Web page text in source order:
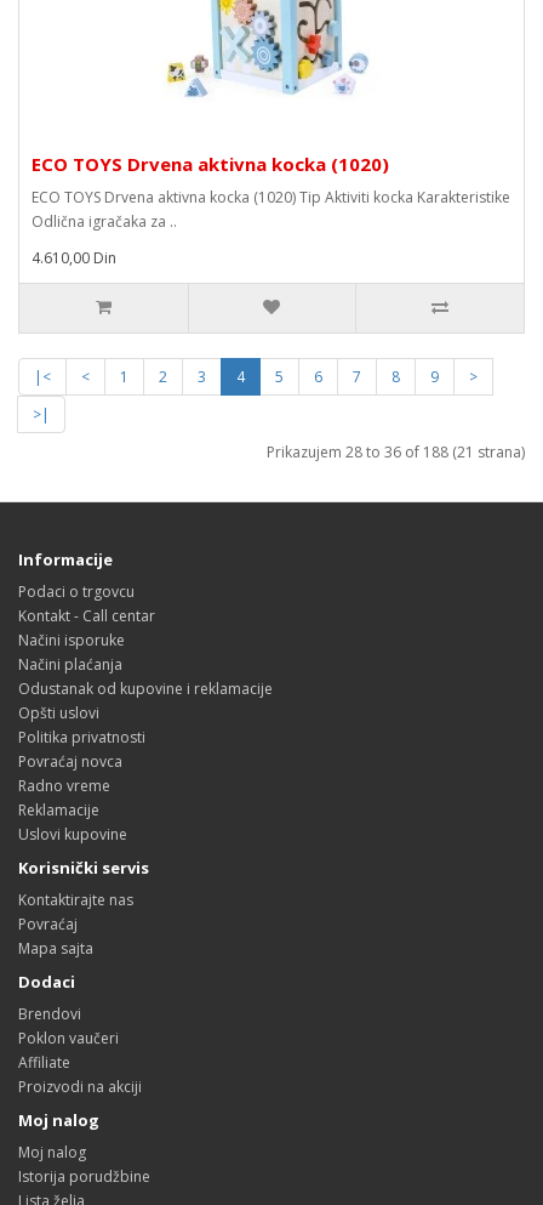
ECO TOYS Drvena aktivna kocka (1020)
ECO TOYS Drvena aktivna kocka (1020) Tip Aktiviti kocka Karakteristike
Odlična igračaka za ..
4.610,00 Din
|< < 1 2 3 4 5 6 7 8 9
>
>|
Prikazujem 28 to 36 of 188 (21 strana)
Informacije
Podaci o trgovcu
Kontakt - Call centar
Načini isporuke
Načini plaćanja
Odustanak od kupovine i reklamacije
Opšti uslovi
Politika privatnosti
Povraćaj novca
Radno vreme
Reklamacije
Uslovi kupovine
Korisnički servis
Kontaktirajte nas
Povraćaj
Mapa sajta
Dodaci
Brendovi
Poklon vaučeri
Affiliate
Proizvodi na akciji
Moj nalog
Moj nalog
Istorija porudžbine
Lista želja